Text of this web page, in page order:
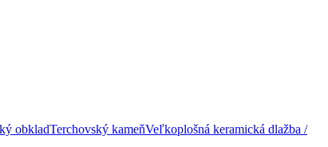
obkladTerchovský kameňVeľkoplošná keramická dlažba /